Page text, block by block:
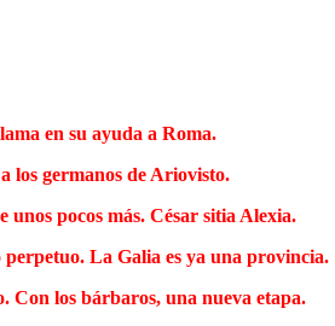
en su ayuda a Roma.
los germanos de Ariovisto.
unos pocos más. César sitia Alexia.
La Galia es ya una provincia.
Con los bárbaros, una nueva etapa.